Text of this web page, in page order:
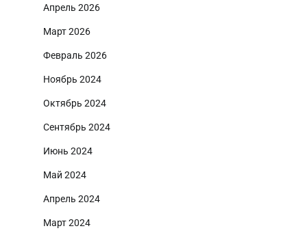
Апрель 2026
Март 2026
Февраль 2026
Ноябрь 2024
Октябрь 2024
Сентябрь 2024
Июнь 2024
Май 2024
Апрель 2024
Март 2024